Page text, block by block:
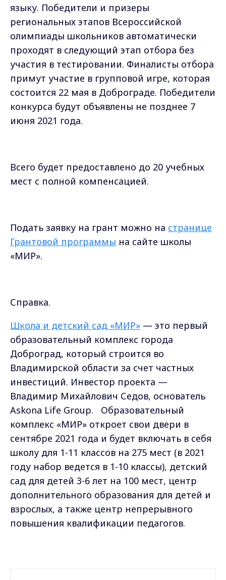
языку. Победители и призеры
региональных этапов Всероссийской
олимпиады школьников автоматически
проходят в следующий этап отбора без
участия в тестировании. Финалисты отбора
примут участие в групповой игре, которая
состоится 22 мая в Доброграде. Победители
конкурса будут объявлены не позднее 7
июня 2021 года.
Всего будет предоставлено до 20 учебных
мест с полной компенсацией.
Подать заявку на грант можно на странице
Грантовой программы на сайте школы
«МИР».
Справка.
Школа и детский сад «МИР» — это первый
образовательный комплекс города
Доброград, который строится во
Владимирской области за счет частных
инвестиций. Инвестор проекта —
Владимир Михайлович Седов, основатель
Askona Life Group. Образовательный
комплекс «МИР» откроет свои двери в
сентябре 2021 года и будет включать в себя
школу для 1-11 классов на 275 мест (в 2021
году набор ведется в 1-10 классы), детский
сад для детей 3-6 лет на 100 мест, центр
дополнительного образования для детей и
взрослых, а также центр непрерывного
повышения квалификации педагогов.